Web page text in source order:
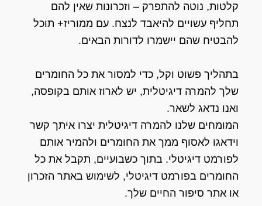
קלטות, נוטה להתפרק – וזכרונות שאין להם
תחליף עשויים להיאבד לנצח. עם ממוריז+ תוכל
להבטיח שהם יישמרו לדורות הבאים.
בתהליך פשוט וקל, כדי למסור את כל החומרים
שלך להמרה דיגיטלית, יש לארוז אותם בקופסה,
ואנו נדאג לשאר.
המומחים שלנו להמרה דיגיטלית יצרו איתך קשר
וידאגו לאסוף ממך את החומרים ולהמיר אותם
לפורמט דיגיטלי. בתוך כשבועיים, תקבל את כל
החומרים בפורמט דיגיטלי, לשימוש באתר הזכרון
או אתר סיפור החיים שלך.